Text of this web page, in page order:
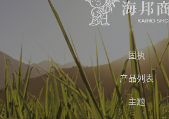
固执
产品列表
主题